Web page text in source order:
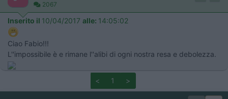
2067
Inserito il 10/04/2017 alle: 14:05:02
Ciao Fabio!!!
L''impossibile è e rimane l''alibi di ogni nostra resa e debolezza.
< 1 >